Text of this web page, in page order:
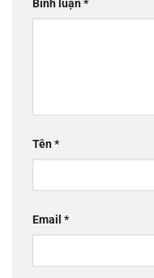
Bình luận*
Tên*
Email *